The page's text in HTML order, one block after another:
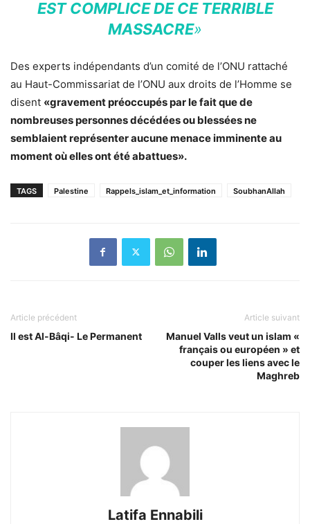
EST COMPLICE DE CE TERRIBLE
MASSACRE»
Des experts indépendants d’un comité de l’ONU rattaché
au Haut-Commissariat de l’ONU aux droits de l’Homme se
disent «gravement préoccupés par le fait que de
nombreuses personnes décédées ou blessées ne
semblaient représenter aucune menace imminente au
moment où elles ont été abattues».
TAGS Palestine Rappels_islam_et_information SoubhanAllah
Article précédent
Il est Al-Bâqi- Le Permanent
Article suivant
Manuel Valls veut un islam «
français ou européen » et
couper les liens avec le
Maghreb
Latifa Ennabili